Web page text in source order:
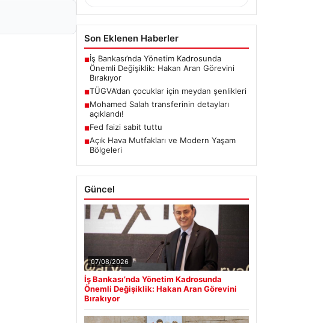
Son Eklenen Haberler
■İş Bankası’nda Yönetim Kadrosunda
Önemli Değişiklik: Hakan Aran Görevini
Bırakıyor
■TÜGVA’dan çocuklar için meydan şenlikleri
■Mohamed Salah transferinin detayları
açıklandı!
■Fed faizi sabit tuttu
■Açık Hava Mutfakları ve Modern Yaşam
Bölgeleri
Güncel
07/08/2026
İş Bankası’nda Yönetim Kadrosunda
Önemli Değişiklik: Hakan Aran Görevini
Bırakıyor